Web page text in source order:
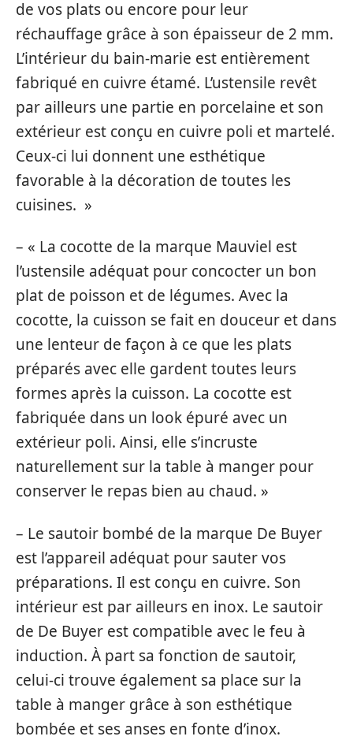
de vos plats ou encore pour leur
réchauffage grâce à son épaisseur de 2 mm.
L’intérieur du bain-marie est entièrement
fabriqué en cuivre étamé. L’ustensile revêt
par ailleurs une partie en porcelaine et son
extérieur est conçu en cuivre poli et martelé.
Ceux-ci lui donnent une esthétique
favorable à la décoration de toutes les
cuisines. »
– « La cocotte de la marque Mauviel est
l’ustensile adéquat pour concocter un bon
plat de poisson et de légumes. Avec la
cocotte, la cuisson se fait en douceur et dans
une lenteur de façon à ce que les plats
préparés avec elle gardent toutes leurs
formes après la cuisson. La cocotte est
fabriquée dans un look épuré avec un
extérieur poli. Ainsi, elle s’incruste
naturellement sur la table à manger pour
conserver le repas bien au chaud. »
– Le sautoir bombé de la marque De Buyer
est l’appareil adéquat pour sauter vos
préparations. Il est conçu en cuivre. Son
intérieur est par ailleurs en inox. Le sautoir
de De Buyer est compatible avec le feu à
induction. À part sa fonction de sautoir,
celui-ci trouve également sa place sur la
table à manger grâce à son esthétique
bombée et ses anses en fonte d’inox.